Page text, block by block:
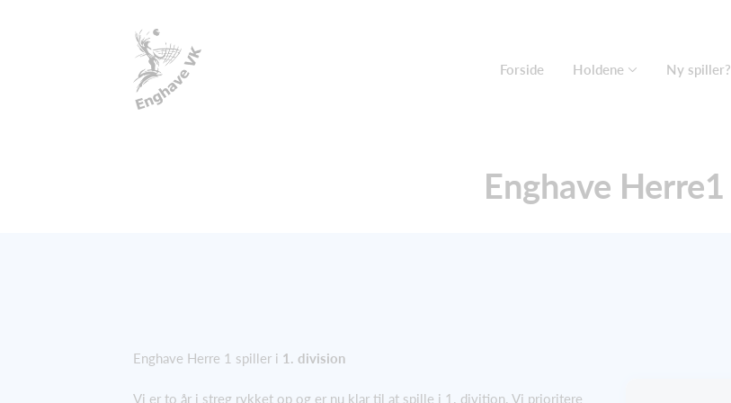
Forside Holdene Ny spiller?
Enghave Herre1
Enghave Herre 1 spiller i 1. division
Vi er to år i streg rykket op og er nu klar til at spille i 1. divition. Vi prioritere